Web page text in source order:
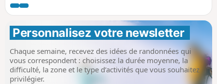
l'église de Saint-Ciers-du-Taillon, deux moulins et au fil du
parcours le patrimoine bâti local.
Personnalisez votre newsletter
Chaque semaine, recevez des idées de randonnées qui
vous correspondent : choisissez la durée moyenne, la
difficulté, la zone et le type d’activités que vous souhaitez
privilégier.